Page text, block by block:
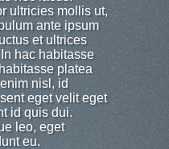
ultricies mollis ut,
ante ipsum
et ultrices
hac habitasse
platea
nisl, id
eget velit eget
id quis dui.
leo, eget
eu.